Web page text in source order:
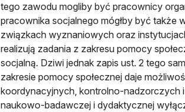
tego zawodu mogliby być pracownicy
pracownika socjalnego mógłby być także
związkach wyznaniowych oraz
realizują zadania z zakresu pomocy
socjalną. Dziwi jednak zapis ust. 2 tego
zakresie pomocy społecznej daje
koordynacyjnych, kontrolno-nadzorczych i
naukowo-badawczej i dydaktycznej